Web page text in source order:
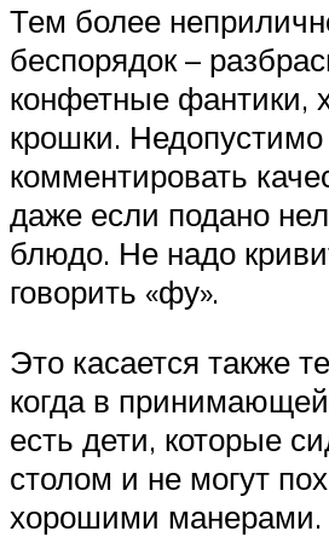
Тем более
беспорядок –
конфетные фантики,
крошки. Недопустимо
комментировать
даже если подано
блюдо. Не надо
говорить «фу».
Это касается также
когда в
есть дети, которые
столом и не могут
хорошими манерами.